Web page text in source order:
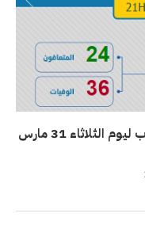
حصيلة تطورات الحالة الوبائية بالمغرب ليوم الثلاثاء 31 مارس